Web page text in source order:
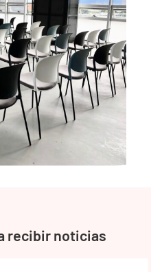
recibir noticias